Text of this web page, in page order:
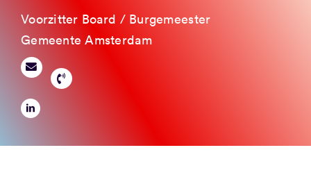
Voorzitter Board / Burgemeester
Gemeente Amsterdam